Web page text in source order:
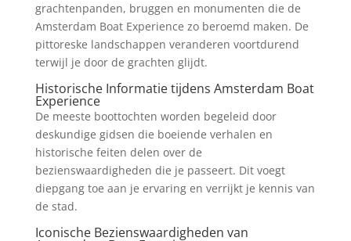
grachtenpanden, bruggen en monumenten die de
Amsterdam Boat Experience zo beroemd maken. De
pittoreske landschappen veranderen voortdurend
terwijl je door de grachten glijdt.
Historische Informatie tijdens Amsterdam Boat
Experience
De meeste boottochten worden begeleid door
deskundige gidsen die boeiende verhalen en
historische feiten delen over de
bezienswaardigheden die je passeert. Dit voegt
diepgang toe aan je ervaring en verrijkt je kennis van
de stad.
Iconische Bezienswaardigheden van